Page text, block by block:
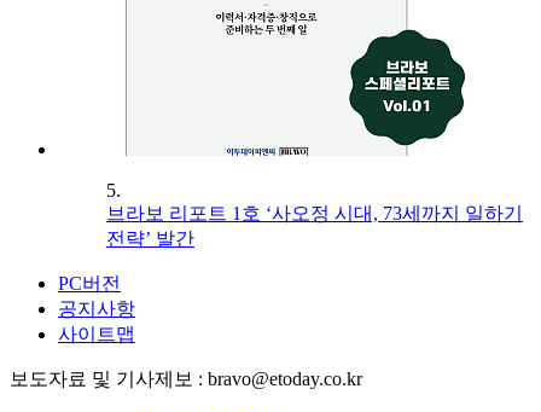
5.
브라보 리포트 1호 ‘사오정 시대, 73세까지 일하기
전략’ 발간
PC버전
공지사항
사이트맵
보도자료 및 기사제보 : bravo@etoday.co.kr